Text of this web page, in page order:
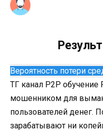
Вероятность потери
ТГ канал P2P обучение
мошенником для
пользователей денег.
зарабатывают ни